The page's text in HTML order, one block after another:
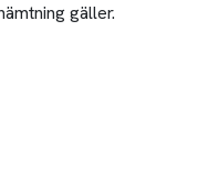
gäller.